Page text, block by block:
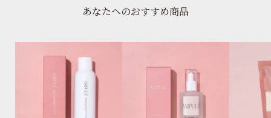
あなたへのおすすめ商品